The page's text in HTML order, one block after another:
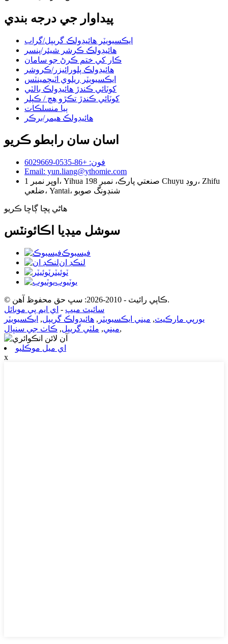
پيداوار جي درجه بندي
ايڪسيويٽر هائيڊولڪ گريپل/گراب
هائيڊولڪ ڪرشر شيئر/پنسر
ڪار کي ختم ڪرڻ جو سامان
هائيڊولڪ پلورائيزر/ڪروشر
ايڪسيويٽر ريلوي اٽيچمينٽس
کوٽائي ڪندڙ هائيڊولڪ بالٽي
کوٽائي ڪندڙ تڪڙو هِچ / ڪپلر
ٻيا منسلڪات
هائيڊولڪ هيمر/برڪر
اسان سان رابطو ڪريو
فون: +86-0535-6029669
Email: yun.liang@ythomie.com
اوڀر نمبر 1، Yihua صنعتي پارڪ، نمبر 198 Chuyu روڊ، Zhifu
ضلعي، Yantai، شنڊونگ صوبو
هاڻي پڇا ڳاڇا ڪريو
سوشل ميڊيا اڪائونٽس
فيسبوڪ
لنڪڊ ان
ٽوئيٽر
يوٽيوب
© ڪاپي رائيٽ - 2010-2026: سڀ حق محفوظ آهن.
سائيٽ ميپ - اي ايم پي موبائل
يورپي مارڪيٽ, ميني ايڪسيويٽر , هائيڊولڪ گريپل, ايڪسيويٽر
ميني, ملٽي گريپل, ڪاٺ جي سنڀال ,
اي ميل موڪليو
x